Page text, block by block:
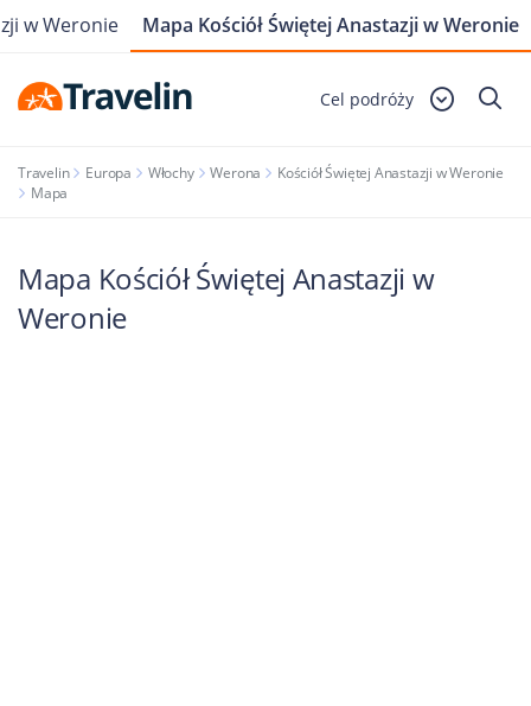
Cel podróży
Travelin Europa Włochy Werona
Kościół Świętej Anastazji w Weronie
Mapa
w Weronie Mapa Kościół Świętej Anastazji w Weronie
Mapa Kościół Świętej Anastazji w
Weronie